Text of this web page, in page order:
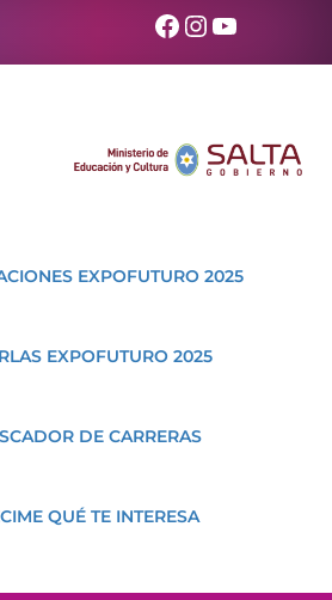
Facebook
Instagram
YouTube
EXPOFUTURO 2025
EXPOFUTURO 2025
DE CARRERAS
QUÉ TE INTERESA